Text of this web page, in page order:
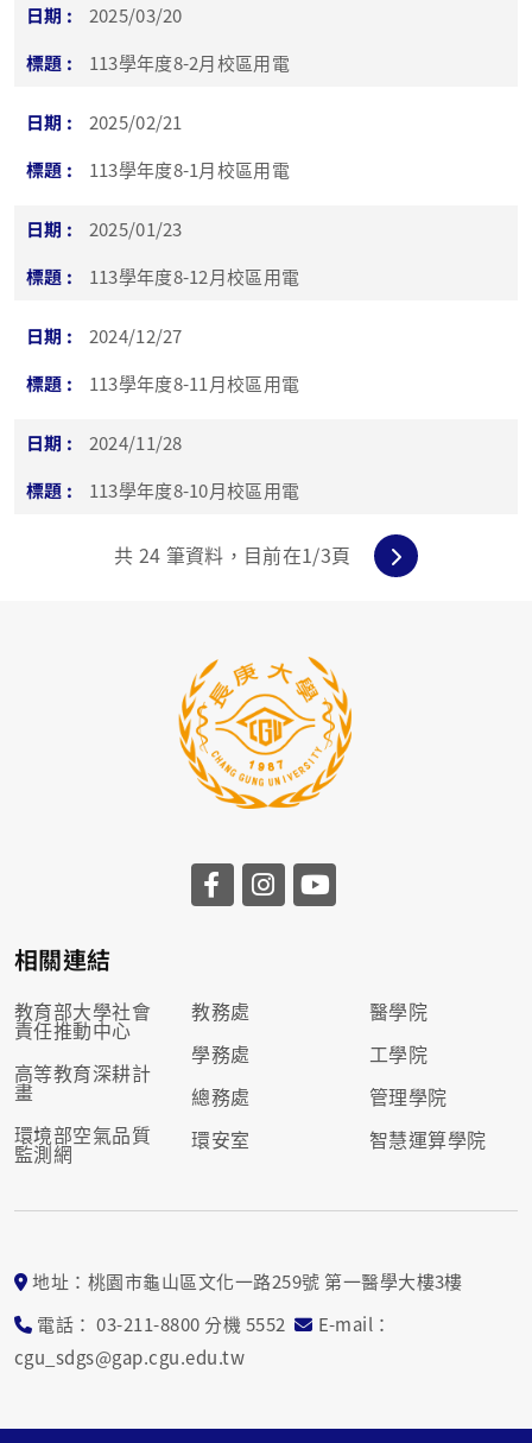
2025/03/20
113學年度8-2月校區用電
2025/02/21
113學年度8-1月校區用電
2025/01/23
113學年度8-12月校區用電
2024/12/27
113學年度8-11月校區用電
2024/11/28
113學年度8-10月校區用電
共24 筆資料，目前在1/3頁
相關連結
教育部大學社會
責任推動中心
高等教育深耕計
畫
環境部空氣品質
監測網
教務處
學務處
總務處
環安室
醫學院
工學院
管理學院
智慧運算學院
地址：桃園市龜山區文化一路259號 第一醫學大樓3樓
電話： 03-211-8800 分機 5552
E-mail：
cgu_sdgs@gap.cgu.edu.tw